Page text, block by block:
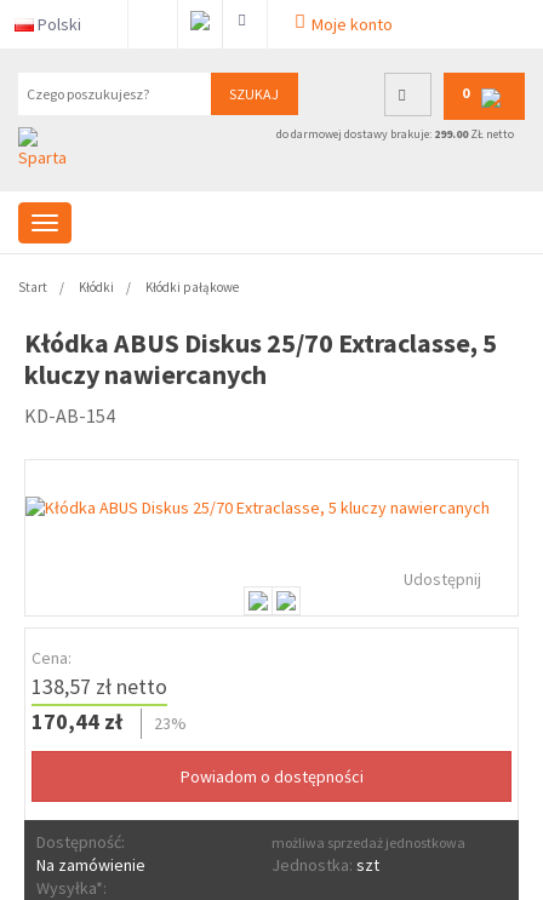
Polski Moje konto
SZUKAJ 0
do darmowej dostawy brakuje: 299.00ZŁ netto
Start Kłódki Kłódki pałąkowe
Kłódka ABUS Diskus 25/70 Extraclasse, 5
kluczy nawiercanych
KD-AB-154
Udostępnij
Cena:
138,57 zł netto
170,44 zł
23%
Dostępność:
Na zamówienie
możliwa sprzedaż jednostkowa
Jednostka: szt
Wysyłka*: